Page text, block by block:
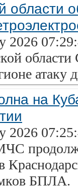
области
2026
на
2026
БПЛА.